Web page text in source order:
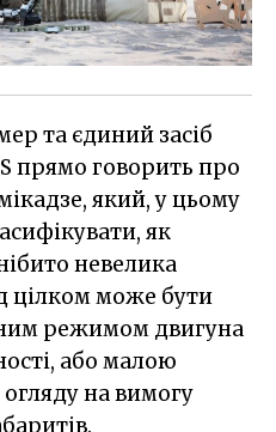
та єдиний засіб
прямо говорить про
який, у цьому
як
невелика
цілком може бути
режимом двигуна
або малою
на вимогу